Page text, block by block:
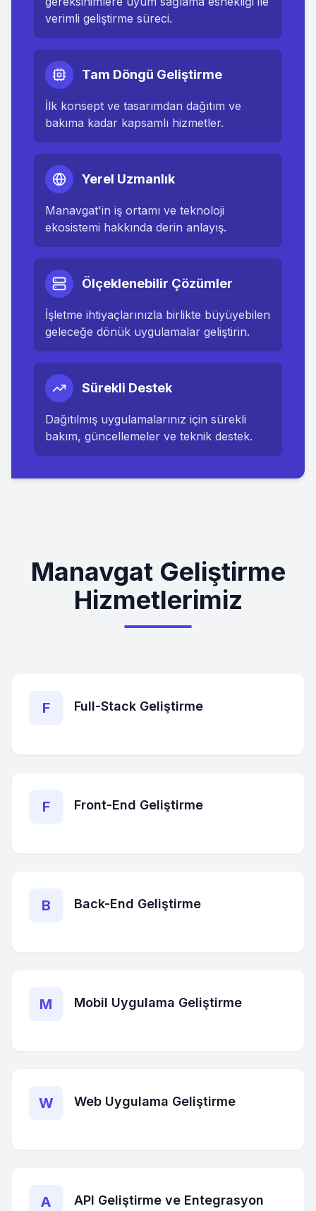
verimli geliştirme süreci.
Tam Döngü Geliştirme
İlk konsept ve tasarımdan dağıtım ve
bakıma kadar kapsamlı hizmetler.
Yerel Uzmanlık
Manavgat'in iş ortamı ve teknoloji
ekosistemi hakkında derin anlayış.
Ölçeklenebilir Çözümler
İşletme ihtiyaçlarınızla birlikte büyüyebilen
geleceğe dönük uygulamalar geliştirin.
Sürekli Destek
Dağıtılmış uygulamalarınız için sürekli
bakım, güncellemeler ve teknik destek.
Manavgat Geliştirme
Hizmetlerimiz
F Full-Stack Geliştirme
F Front-End Geliştirme
B Back-End Geliştirme
M Mobil Uygulama Geliştirme
W Web Uygulama Geliştirme
A API Geliştirme ve Entegrasyon